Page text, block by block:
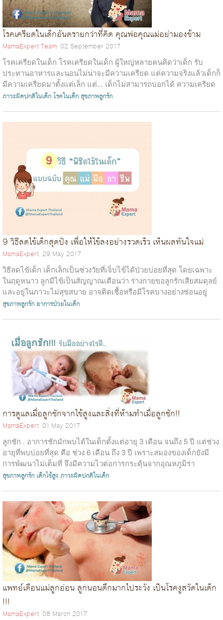
โรคเครียดในเด็กอันตรายกว่าที่คิด คุณพ่อคุณแม่อย่ามองข้าม
MamaExpert Team 02 September 2017
โรคเครียดในเด็ก โรคเครียดในเด็ก ผู้ใหญ่หลายคนคิดว่าเด็ก รับ
ประทานอาหารและนอนไม่น่าจะมีความเครียด แต่ความจริงแล้วเด็กก็
มีความเครียดมาตั้งแต่เล็ก แต่... เด็กไม่สามารถบอกได้ ความเครียด
ของเด็กอ...
ภาวะผิดปกติในเด็กโรคในเด็ก สุขภาพลูกรัก
9 วิธีลดไข้เด็กสุดปัง เพื่อให้ไข้ลงอย่างรวดเร็ว เห็นผลทันใจแม่
MamaExpert 29 May 2017
วิธีลดไข้เด็ก เด็กเล็กเป็นช่วงวัยที่เจ็บไข้ได้ป่วยบ่อยที่สุด โดยเฉพาะ
ในฤดูหนาว ลูกมีไข้เป็นสัญญาณเตือนว่า ร่างกายขอลูกรักเสียสมดุลย์
และอยู่ในภาวะไม่สุขสบาย อาจติดเชื้อหรือมีโรคบางอย่างซ่อนอยู่
&nbsp...
สุขภาพลูกรัก อาการป่วยในเด็ก
การดูแลเมื่อลูกชักจากไข้สูงและสิ่งที่ห้ามทำเมื่อลูกชัก!!
MamaExpert 01 May 2017
ลูกชัก . อาการชักมักพบได้ในเด็กตั้งแต่อายุ 3 เดือน จนถึง 5 ปี แต่ช่วง
อายุที่พบบ่อยที่สุด คือ ช่วง 6 เดือน ถึง 3 ปี เพราะสมองของเด็กยังมี
การพัฒนาไม่เต็มที่ จึงมีความไวต่อการกระตุ้นจากอุณหภูมิร่า
งกายท...
สุขภาพลูกรัก เด็กไข้สูงภาวะผิดปกติในเด็ก
แพทย์เตือนแม่ลูกอ่อน ลูกนอนดึกมากไประวัง เป็นโรคงูสวัดในเด็ก
!!!
MamaExpert 08 March 2017